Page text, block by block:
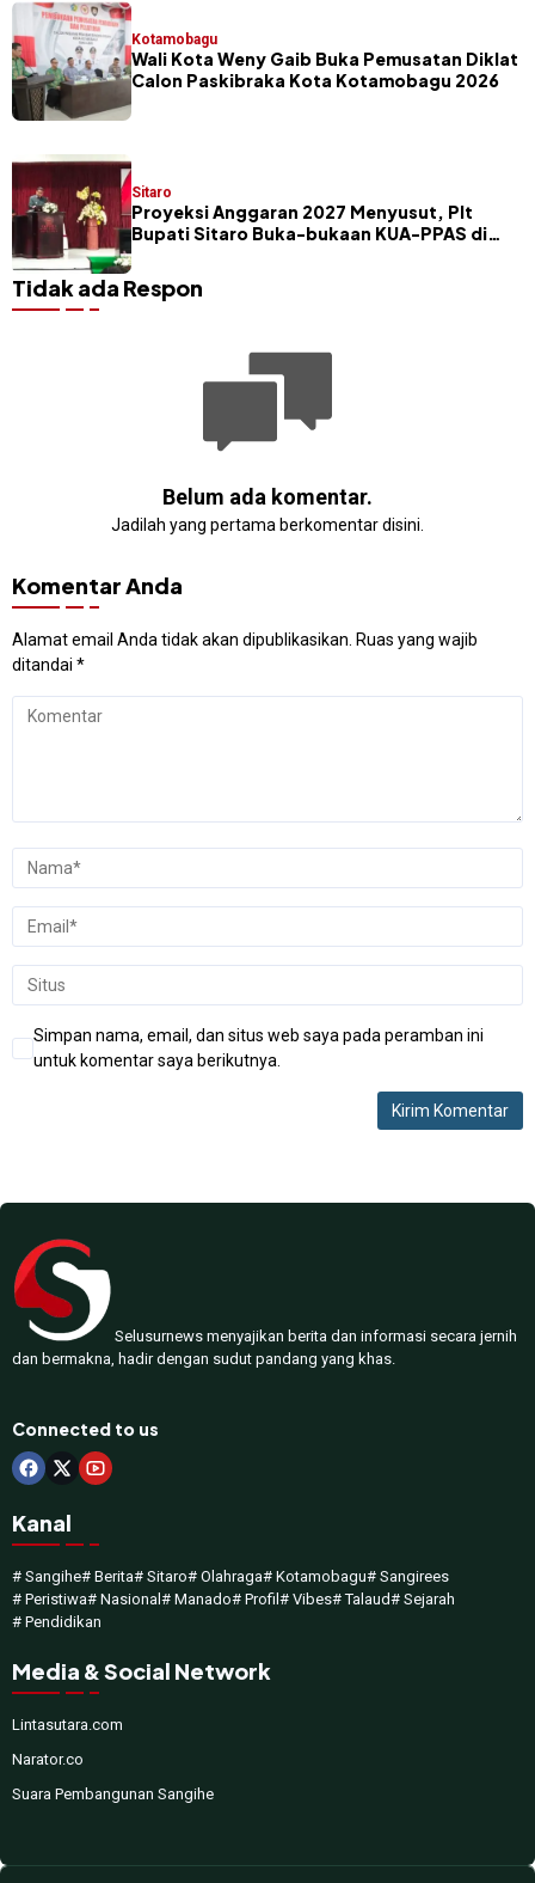
Kotamobagu
Wali Kota Weny Gaib Buka Pemusatan Diklat
Calon Paskibraka Kota Kotamobagu 2026
Sitaro
Proyeksi Anggaran 2027 Menyusut, Plt
Bupati Sitaro Buka-bukaan KUA-PPAS di
Tidak ada Respon
Belum ada komentar.
Jadilah yang pertama berkomentar disini.
Komentar Anda
Alamat email Anda tidak akan dipublikasikan. Ruas yang wajib
ditandai *
Simpan nama, email, dan situs web saya pada peramban ini
untuk komentar saya berikutnya.
Selusurnews menyajikan berita dan informasi secara jernih
dan bermakna, hadir dengan sudut pandang yang khas.
Connected to us
Kanal
# Sangihe# Berita# Sitaro# Olahraga# Kotamobagu# Sangirees
# Peristiwa# Nasional # Manado# Profil # Vibes# Talaud# Sejarah
# Pendidikan
Media & Social Network
Lintasutara.com
Narator.co
Suara Pembangunan Sangihe